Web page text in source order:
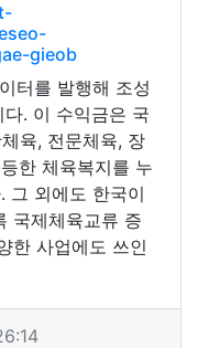
gieob
터를 발행해 조성
. 이 수익금은 국
육, 전문체육, 장
한 체육복지를 누
그 외에도 한국이
국제체육교류 증
한 사업에도 쓰인